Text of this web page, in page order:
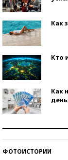
Как
Кто
Как
ФОТОИСТОРИИ